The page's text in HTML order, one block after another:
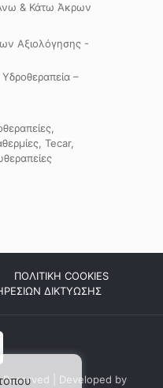
& Κάτω Άκρων
Αξιολόγησης -
Υδροθεραπεία –
Tecar,
ΠΟΛΙΤΙΚΗ COOKIES
ΔΙΚΤΥΩΣΗΣ
| Developed by